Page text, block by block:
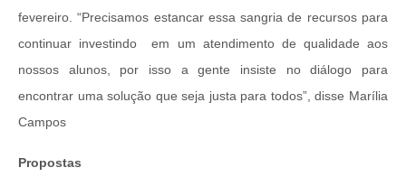
fevereiro. “Precisamos estancar essa sangria de recursos para
continuar investindo em um atendimento de qualidade aos
nossos alunos, por isso a gente insiste no diálogo para
encontrar uma solução que seja justa para todos”, disse Marília
Campos
Propostas